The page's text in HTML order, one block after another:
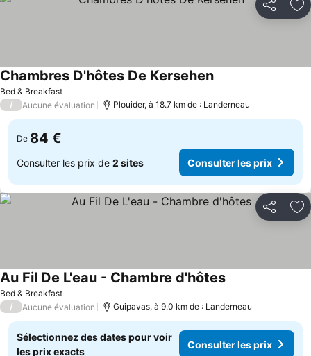
Partager
Bed & Breakfast
Chambres D'hôtes De Kersehen
/ Aucune évaluation Plouider, à 18.7 km de : Landerneau
De 84 €
Consulter les prix de 2 sites Consulter les prix
Partager
Bed & Breakfast
Au Fil De L'eau - Chambre d'hôtes
/ Aucune évaluation Guipavas, à 9.0 km de : Landerneau
Sélectionnez des dates pour voir
les prix exacts
Consulter les prix